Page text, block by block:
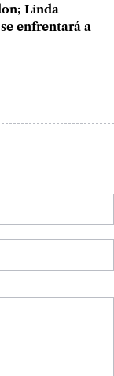
Linda
enfrentará a